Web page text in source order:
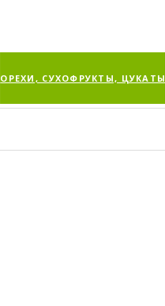
ОРЕХИ, СУХОФРУКТЫ, ЦУКАТЫ